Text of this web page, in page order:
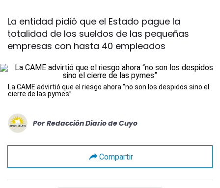
La entidad pidió que el Estado pague la
totalidad de los sueldos de las pequeñas
empresas con hasta 40 empleados
La CAME advirtió que el riesgo ahora “no son los despidos sino el
cierre de las pymes”
Por Redacción Diario de Cuyo
Compartir